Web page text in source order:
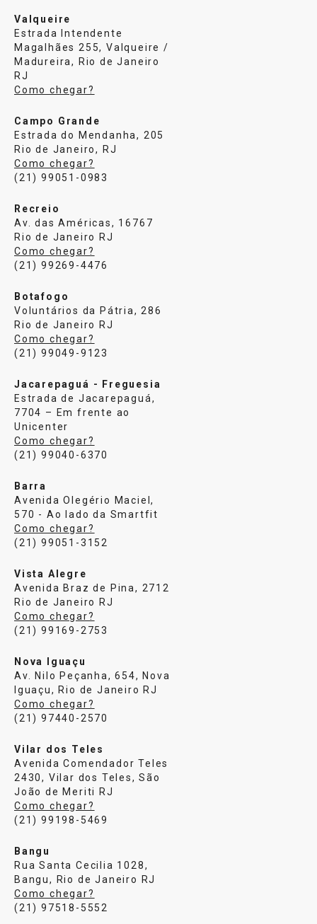
Valqueire
Estrada Intendente
Magalhães 255, Valqueire /
Madureira, Rio de Janeiro
RJ
Como chegar?
Campo Grande
Estrada do Mendanha, 205
Rio de Janeiro, RJ
Como chegar?
(21) 99051-0983
Recreio
Av. das Américas, 16767
Rio de Janeiro RJ
Como chegar?
(21) 99269-4476
Botafogo
Voluntários da Pátria, 286
Rio de Janeiro RJ
Como chegar?
(21) 99049-9123
Jacarepaguá - Freguesia
Estrada de Jacarepaguá,
7704 – Em frente ao
Unicenter
Como chegar?
(21) 99040-6370
Barra
Avenida Olegério Maciel,
570 - Ao lado da Smartfit
Como chegar?
(21) 99051-3152
Vista Alegre
Avenida Braz de Pina, 2712
Rio de Janeiro RJ
Como chegar?
(21) 99169-2753
Nova Iguaçu
Av. Nilo Peçanha, 654, Nova
Iguaçu, Rio de Janeiro RJ
Como chegar?
(21) 97440-2570
Vilar dos Teles
Avenida Comendador Teles
2430, Vilar dos Teles, São
João de Meriti RJ
Como chegar?
(21) 99198-5469
Bangu
Rua Santa Cecilia 1028,
Bangu, Rio de Janeiro RJ
Como chegar?
(21) 97518-5552